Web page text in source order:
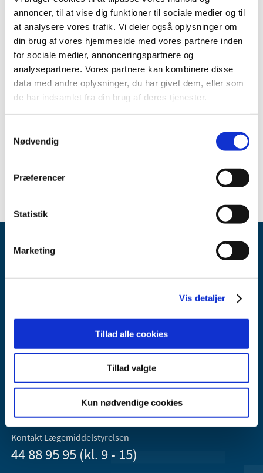
annoncer, til at vise dig funktioner til sociale medier og til
at analysere vores trafik. Vi deler også oplysninger om
din brug af vores hjemmeside med vores partnere inden
for sociale medier, annonceringspartnere og
analysepartnere. Vores partnere kan kombinere disse
data med andre oplysninger, du har givet dem, eller som
de har indsamlet fra din brug af deres tjenester.
Nødvendig
Præferencer
Statistik
Marketing
Vis detaljer
Tillad alle cookies
Tillad valgte
Kun nødvendige cookies
Lægemiddelstyrelsens sagsnummer:2018013501
Emner
Medicinsk udstyr
Relateret indhold
(pdf -
0,15 MB)
Lægemiddelstyrelsen
2300 København S
Lægemiddelstyrelsen er en del af
Sundheds- og Kirkeministeriet.
Kontakt Lægemiddelstyrelsen
44 88 95 95 (kl. 9 - 15)